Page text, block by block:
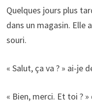
Quelques jours plus
dans un magasin. Elle
souri.
« Salut, ça va ? » ai-je
« Bien, merci. Et toi ?